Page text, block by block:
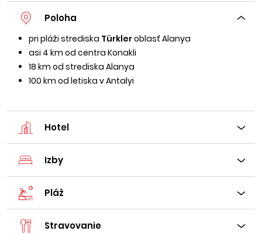
Poloha
pri pláži strediska Türkleroblasť Alanya
asi 4 km od centra Konakli
18 km od strediska Alanya
100 km od letiska v Antalyi
Hotel
Izby
Pláž
Stravovanie